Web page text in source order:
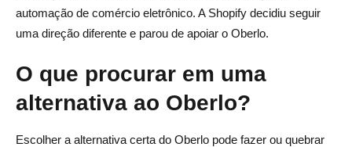
automação de comércio eletrônico. A Shopify decidiu seguir
uma direção diferente e parou de apoiar o Oberlo.
O que procurar em uma
alternativa ao Oberlo?
Escolher a alternativa certa do Oberlo pode fazer ou quebrar